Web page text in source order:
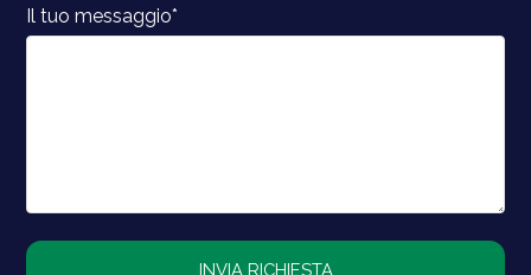
Il tuo messaggio*